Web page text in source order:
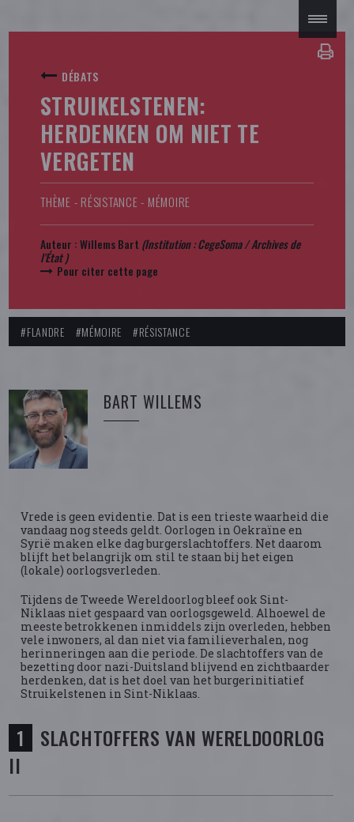
DÉBATS
STRUIKELSTENEN:
HERDENKEN OM NIET TE
VERGETEN
THÈME - RÉSISTANCE - MÉMOIRE
Auteur :Willems Bart (Institution : CegeSoma / Archives de
l'État )
Pour citer cette page
#FLANDRE #MÉMOIRE #RÉSISTANCE
BART WILLEMS
Vrede is geen evidentie. Dat is een trieste waarheid die
vandaag nog steeds geldt. Oorlogen in Oekraïne en
Syrië maken elke dag burgerslachtoffers. Net daarom
blijft het belangrijk om stil te staan bij het eigen
(lokale) oorlogsverleden.
Tijdens de Tweede Wereldoorlog bleef ook Sint-
Niklaas niet gespaard van oorlogsgeweld. Alhoewel de
meeste betrokkenen inmiddels zijn overleden, hebben
vele inwoners, al dan niet via familieverhalen, nog
herinneringen aan die periode. De slachtoffers van de
bezetting door nazi-Duitsland blijvend en zichtbaarder
herdenken, dat is het doel van het burgerinitiatief
Struikelstenen in Sint-Niklaas.
SLACHTOFFERS VAN WERELDOORLOG
II